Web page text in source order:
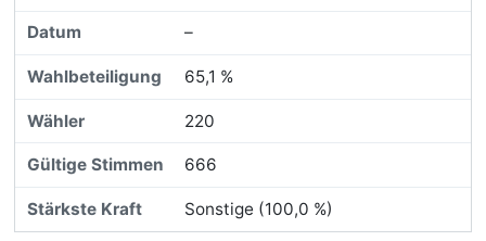
–
65,1 %
220
666
Sonstige (100,0 %)